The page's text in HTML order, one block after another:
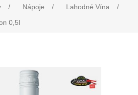
/ Nápoje / Lahodné Vína
/
0,5l